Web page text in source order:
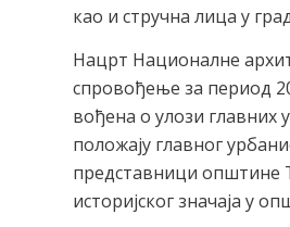
као и стручна лица у
Нацрт Националне
спровођење за период
вођена о улози главних
положају главног
представници општине
историјског значаја у